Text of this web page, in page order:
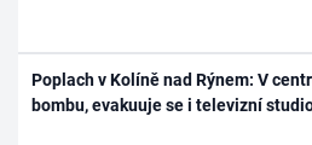
Poplach v Kolíně nad Rýnem: V
bombu, evakuuje se i televizní